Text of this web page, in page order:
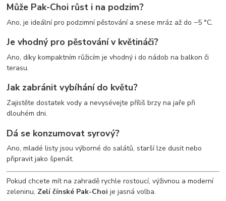
Může Pak-Choi růst i na podzim?
Ano, je ideální pro podzimní pěstování a snese mráz až do −5 °C.
Je vhodný pro pěstování v květináči?
Ano, díky kompaktním růžicím je vhodný i do nádob na balkon či
terasu.
Jak zabránit vybíhání do květu?
Zajistěte dostatek vody a nevysévejte příliš brzy na jaře při
dlouhém dni.
Dá se konzumovat syrový?
Ano, mladé listy jsou výborné do salátů, starší lze dusit nebo
připravit jako špenát.
Pokud chcete mít na zahradě rychle rostoucí, výživnou a moderní
zeleninu, Zelí čínské Pak-Choi je jasná volba.